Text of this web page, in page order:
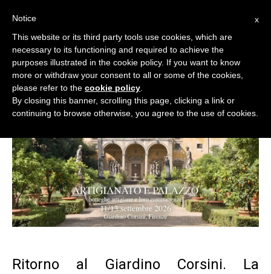
Cerca:
Ritorno al Giardino Corsini. La
x
Notice
This website or its third party tools use cookies, which are
necessary to its functioning and required to achieve the
purposes illustrated in the cookie policy. If you want to know
more or withdraw your consent to all or some of the cookies,
please refer to the cookie policy
By closing this banner, scrolling this page, clicking a link or
continuing to browse otherwise, you agree to the use of cookies.